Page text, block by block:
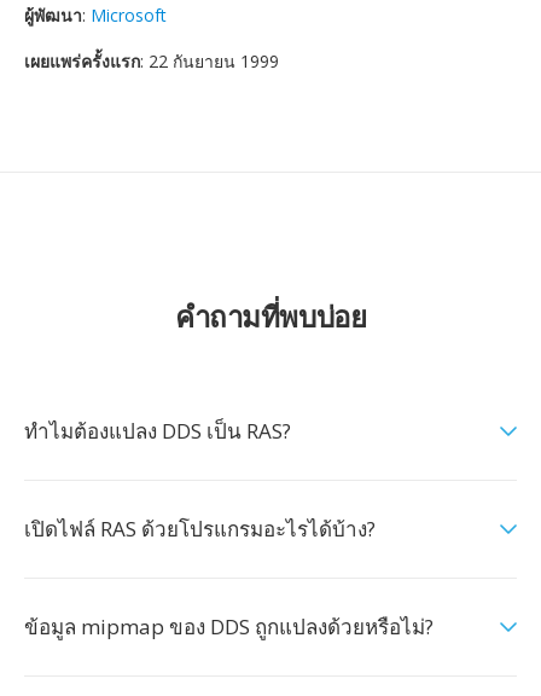
ผู้พัฒนา: Microsoft
เผยแพร่ครั้งแรก: 22 กันยายน 1999
คำถามที่พบบ่อย
ทำไมต้องแปลง DDS เป็น RAS?
เปิดไฟล์ RAS ด้วยโปรแกรมอะไรได้บ้าง?
ข้อมูล mipmap ของ DDS ถูกแปลงด้วยหรือไม่?